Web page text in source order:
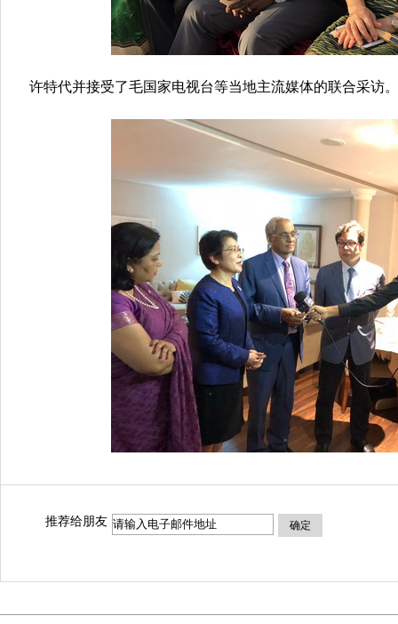
许特代并接受了毛国家电视台等当地主流媒体的联合采访。
推荐给朋友 确定